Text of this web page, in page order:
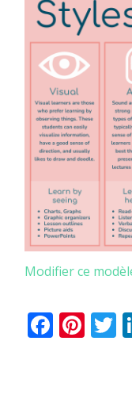
Modifier ce